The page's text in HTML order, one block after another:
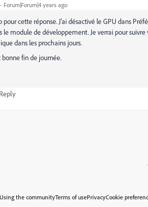
Forum|Forum|4 years ago
pour cette réponse. J'ai désactivé le GPU dans
le module de développement. Je verrai pour
dans les prochains jours.
fin de journée.
Reply
Using the communityTerms of usePrivacyCookie